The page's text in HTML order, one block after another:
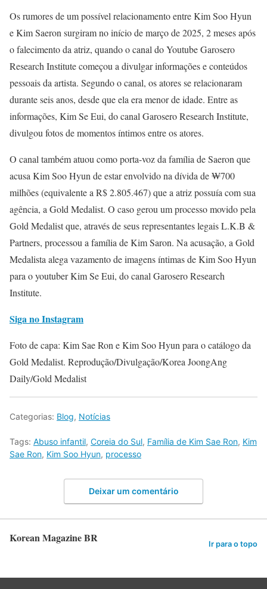
Os rumores de um possível relacionamento entre Kim Soo Hyun
e Kim Saeron surgiram no início de março de 2025, 2 meses após
o falecimento da atriz, quando o canal do Youtube Garosero
Research Institute começou a divulgar informações e conteúdos
pessoais da artista. Segundo o canal, os atores se relacionaram
durante seis anos, desde que ela era menor de idade. Entre as
informações, Kim Se Eui, do canal Garosero Research Institute,
divulgou fotos de momentos íntimos entre os atores.
O canal também atuou como porta-voz da família de Saeron que
acusa Kim Soo Hyun de estar envolvido na dívida de ₩700
milhões (equivalente a R$ 2.805.467) que a atriz possuía com sua
agência, a Gold Medalist. O caso gerou um processo movido pela
Gold Medalist que, através de seus representantes legais L.K.B &
Partners, processou a família de Kim Saron. Na acusação, a Gold
Medalista alega vazamento de imagens íntimas de Kim Soo Hyun
para o youtuber Kim Se Eui, do canal Garosero Research
Institute.
Siga no Instagram
Foto de capa: Kim Sae Ron e Kim Soo Hyun para o catálogo da
Gold Medalist. Reprodução/Divulgação/Korea JoongAng
Daily/Gold Medalist
Categorias: Blog, Notícias
Tags: Abuso infantil, Coreia do Sul, Família de Kim Sae Ron, Kim
Sae Ron, Kim Soo Hyun, processo
Deixar um comentário
Korean Magazine BR Ir para o topo